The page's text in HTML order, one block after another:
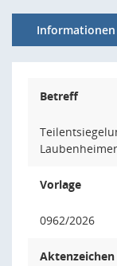
Informationen
Betreff
Laubenheimer
Vorlage
0962/2026
Aktenzeichen